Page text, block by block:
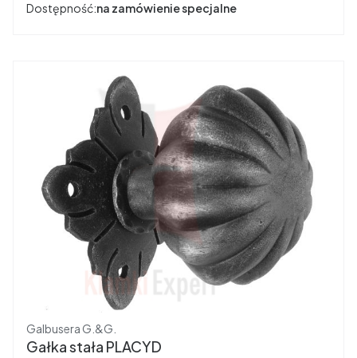
Dostępność:na zamówienie specjalne
Producent
Galbusera G.&G.
Gałka stała PLACYD